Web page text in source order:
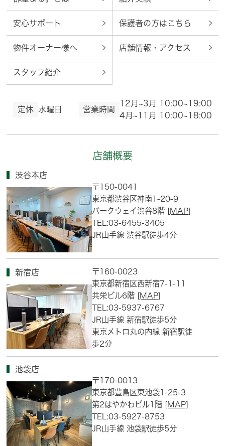
安心サポート 保護者の方はこちら
物件オーナー様へ 店舗情報・アクセス
スタッフ紹介
定休 水曜日 営業時間
12月~3月 10:00~19:00
4月~11月 10:00~18:00
店舗概要
渋谷本店
〒150-0041
東京都渋谷区神南1-20-9
パークウェイ渋谷8階 [MAP]
TEL:03-6455-3405
JR山手線 渋谷駅徒歩4分
新宿店
〒160-0023
東京都新宿区西新宿7-1-11
共栄ビル6階 [MAP]
TEL:03-5937-6767
JR山手線 新宿駅徒歩5分
東京メトロ丸の内線 新宿駅徒
歩2分
池袋店
〒170-0013
東京都豊島区東池袋1-25-3
第2はやかわビル1階 [MAP]
TEL:03-5927-8753
JR山手線 池袋駅徒歩5分